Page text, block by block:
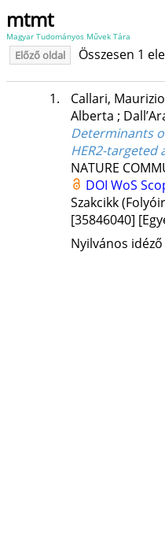
mtmt
Magyar Tudományos Művek Tára
Előző oldal Összesen 1
1. Callari, Maurizio
Alberta ;
Determinants
HER2-
NATURE
DOI WoS
Szakcikk
[35846040]
Nyilvános